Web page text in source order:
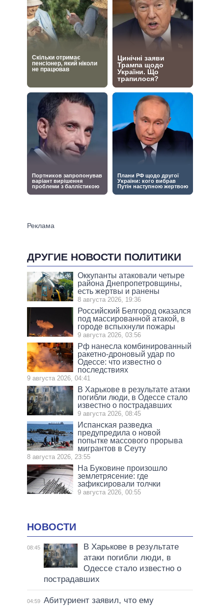
ДРУГИЕ НОВОСТИ ПОЛИТИКИ
Оккупанты атаковали четыре
района Днепропетровщины,
есть жертвы и ранены
8 августа 2026, 19:36
Российский Белгород оказался
под массированной атакой, в
городе вспыхнули пожары
9 августа 2026, 03:56
Рф нанесла комбинированный
ракетно-дроновый удар по
Одессе: что известно о
последствиях
9 августа 2026, 04:41
В Харькове в результате атаки
погибли люди, в Одессе стало
известно о пострадавших
9 августа 2026, 08:45
Испанская разведка
предупредила о новой
попытке массового прорыва
мигрантов в Сеуту
8 августа 2026, 23:55
На Буковине произошло
землетрясение: где
зафиксировали толчки
9 августа 2026, 00:55
НОВОСТИ
08:45
В Харькове в результате
атаки погибли люди, в
Одессе стало известно о
пострадавших
04:59 Абитуриент заявил, что ему